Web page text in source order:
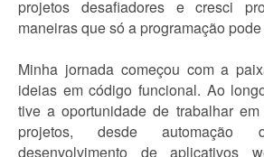
projetos desafiadores e cresci
maneiras que só a programação
Minha jornada começou com a
ideias em código funcional. Ao
tive a oportunidade de trabalhar
projetos, desde
desenvolvimento de aplicativos